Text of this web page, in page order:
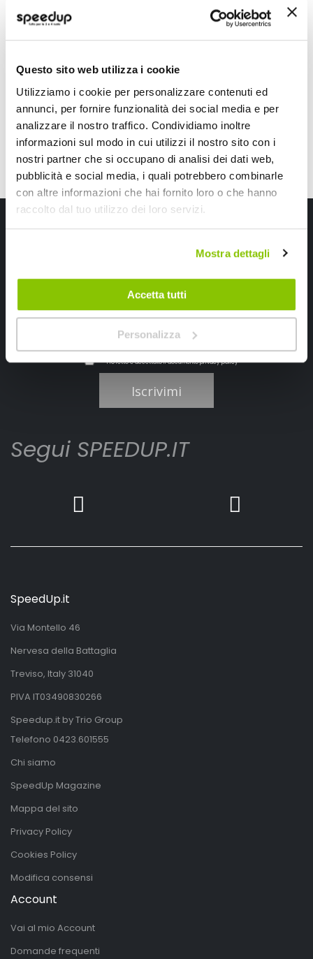
Questo sito web utilizza i cookie
Utilizziamo i cookie per personalizzare contenuti ed
annunci, per fornire funzionalità dei social media e per
analizzare il nostro traffico. Condividiamo inoltre
informazioni sul modo in cui utilizzi il nostro sito con i
nostri partner che si occupano di analisi dei dati web,
pubblicità e social media, i quali potrebbero combinarle
con altre informazioni che hai fornito loro o che hanno
raccolto dal tuo utilizzo dei loro servizi.
Mostra dettagli
Accetta tutti
Personalizza
NGK NGK
Iscriviti alla newsletter Speedup
Ricevi subito uno sconto del 10% per il tuo primo acquisto online!
Ho letto e accettato il documentoprivacy policy
Iscrivimi
Segui SPEEDUP.IT
SpeedUp.it
Via Montello 46
Nervesa della Battaglia
Treviso, Italy 31040
PIVA IT03490830266
Speedup.it by Trio Group
Telefono 0423.601555
Chi siamo
SpeedUp Magazine
Mappa del sito
Privacy Policy
Cookies Policy
Modifica consensi
Account
Vai al mio Account
Domande frequenti